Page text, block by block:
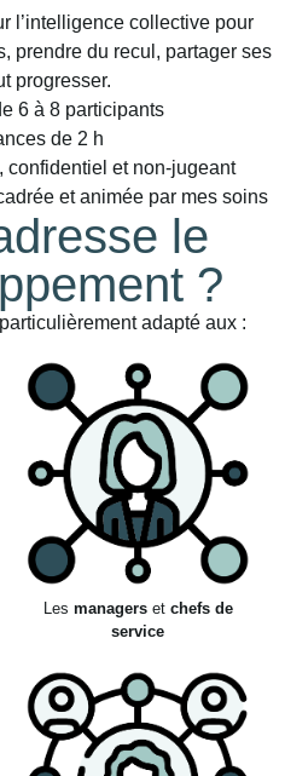
l’intelligence collective pour
prendre du recul, partager ses
progresser.
6 à 8 participants
de 2 h
confidentiel et non-jugeant
et animée par mes soins
le
?
adapté aux :
Les managerset chefs de
service